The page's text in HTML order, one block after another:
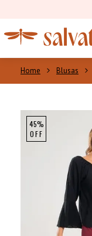
Blusas
45%
OFF